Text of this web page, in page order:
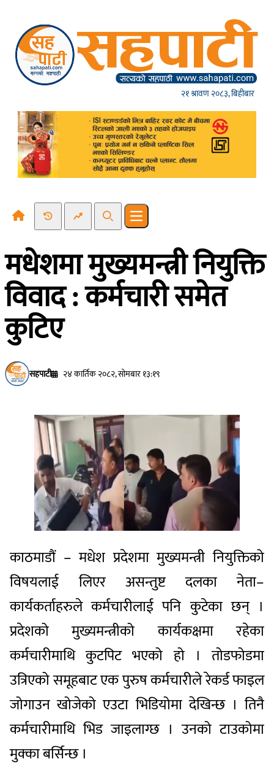
२१ श्रावण २०८३, बिहीबार
Recent NewsTrending News
SearchOpen main menu
मधेशमा मुख्यमन्त्री नियुक्ति
विवाद : कर्मचारी समेत
कुटिए
सहपाटी २४ कार्तिक २०८२, सोमबार १३:१९
काठमाडौं – मधेश प्रदेशमा मुख्यमन्त्री नियुक्तिको
विषयलाई लिएर असन्तुष्ट दलका नेता–
कार्यकर्ताहरुले कर्मचारीलाई पनि कुटेका छन् ।
प्रदेशको मुख्यमन्त्रीको कार्यकक्षमा रहेका
कर्मचारीमाथि कुटपिट भएको हो । तोडफोडमा
उत्रिएको समूहबाट एक पुरुष कर्मचारीले रेकर्ड फाइल
जोगाउन खोजेको एउटा भिडियोमा देखिन्छ । तिनै
कर्मचारीमाथि भिड जाइलाग्छ । उनको टाउकोमा
मुक्का बर्सिन्छ ।